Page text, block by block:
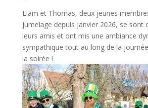
Liam et Thomas, deux jeunes
jumelage depuis janvier 2026, se sont
leurs amis et ont mis une ambiance
sympathique tout au long de la
la soirée !